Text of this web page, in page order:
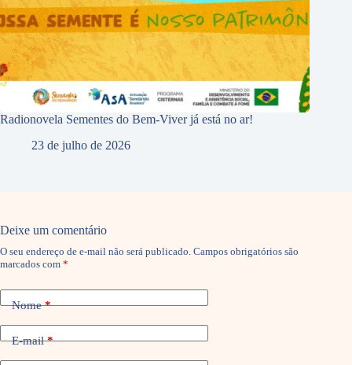
Radionovela Sementes do Bem-Viver já está no ar!
23 de julho de 2026
Deixe um comentário
O seu endereço de e-mail não será publicado. Campos obrigatórios são
marcados com *
Nome*
E-mail*